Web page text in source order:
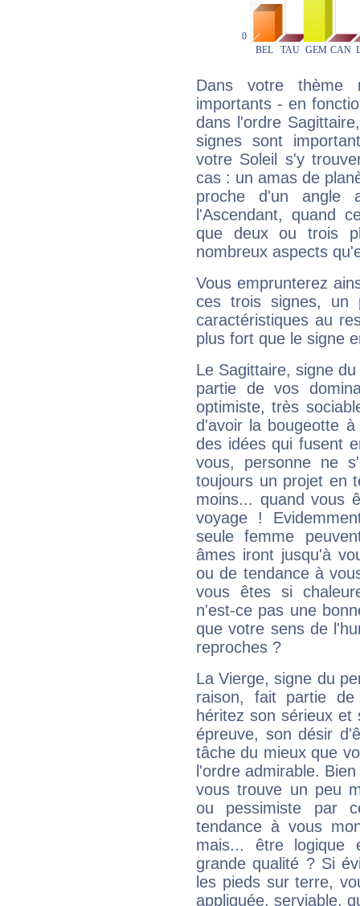
Dans votre thème
importants - en
dans l'ordre
signes sont
votre Soleil s'y
cas : un amas de
proche d'un
l'Ascendant, quand
que deux ou trois
nombreux aspects
Vous emprunterez
ces trois signes, un
caractéristiques au
plus fort que le signe
Le Sagittaire, signe
partie de vos
optimiste, très
d'avoir la bougeotte
des idées qui fusent
vous, personne ne
toujours un projet en
moins... quand vous
voyage !
seule femme
âmes iront jusqu'à
ou de tendance à
vous êtes si
n'est-ce pas une
que votre sens de
reproches ?
La Vierge, signe du
raison, fait partie
héritez son sérieux
épreuve, son désir
tâche du mieux que
l'ordre admirable.
vous trouve un peu
ou pessimiste par
tendance à vous
mais... être logique
grande qualité ? Si
les pieds sur terre,
appliquée, serviable,